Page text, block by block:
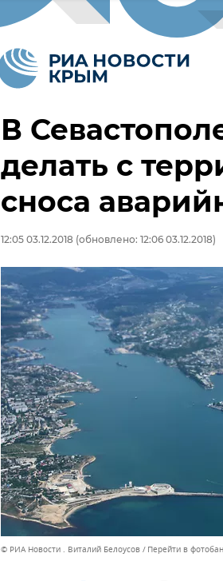
В
делать с
сноса
12:05 03.12.2018 (обновлено: 12:06 03.12.2018)
© РИА Новости . Виталий Белоусов Перейти в